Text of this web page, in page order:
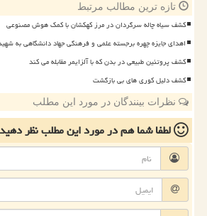
تازه ترین مطالب مرتبط
کشف سیاه چاله سرگردان در مرز کهکشان با کمک هوش مصنوعی
اهدای جایزه چهره برجسته علمی و فرهنگی جهاد دانشگاهی به
کشف پروتئین طبیعی در بدن که با آلزایمر مقابله می کند
کشف دلیل کوری های بی بازگشت
نظرات بینندگان در مورد این مطلب
لطفا شما همدر مورد این مطلبنظر دهید